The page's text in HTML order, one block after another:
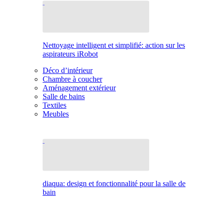
Nettoyage intelligent et simplifié: action sur les
aspirateurs iRobot
Déco d’intérieur
Chambre à coucher
Aménagement extérieur
Salle de bains
Textiles
Meubles
diaqua: design et fonctionnalité pour la salle de
bain